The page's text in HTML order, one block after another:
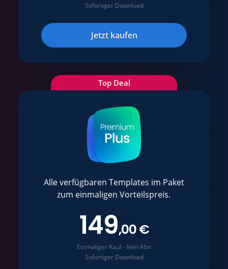
Sofortiger Download
Jetzt kaufen
Top Deal
Alle verfügbaren Templates im Paket
zum einmaligen Vorteilspreis.
149,00 €
Einmaliger Kauf - kein Abo
Sofortiger Download